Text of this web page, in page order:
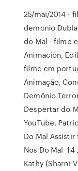
25/mai/2014 -
demonio
do Mal - filme
Animación,
filme em
Animação,
Demônio
Despertar do
YouTube.
Do Mal
Nos Do Mal 14
Kathy (Sharni